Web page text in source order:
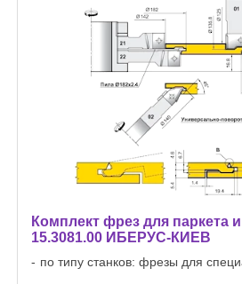
Комплект фрез для паркета
15.3081.00 ИБЕРУС-КИЕВ
по типу станков: фрезы для